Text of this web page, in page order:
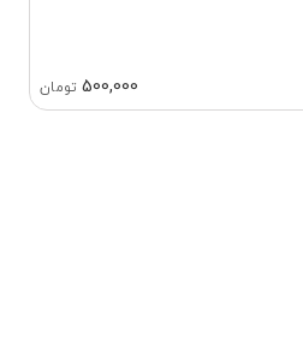
500,000 تومان